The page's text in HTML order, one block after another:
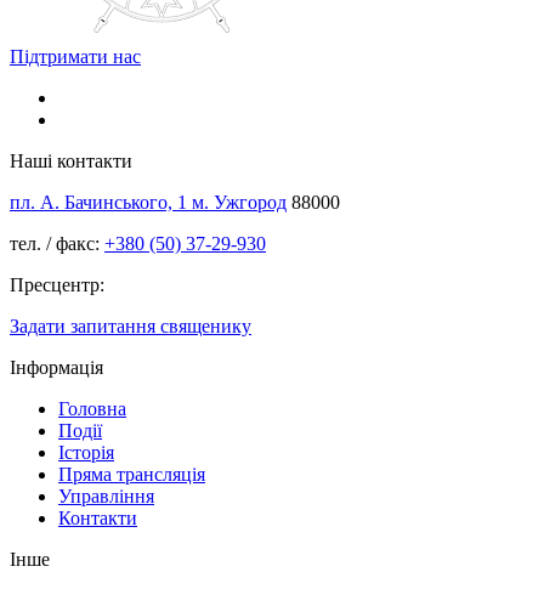
Підтримати нас
Наші контакти
пл. А. Бачинського, 1 м. Ужгород 88000
тел. / факс: +380 (50) 37-29-930
Пресцентр:
Задати запитання священику
Інформація
Головна
Події
Історія
Пряма трансляція
Управління
Контакти
Інше